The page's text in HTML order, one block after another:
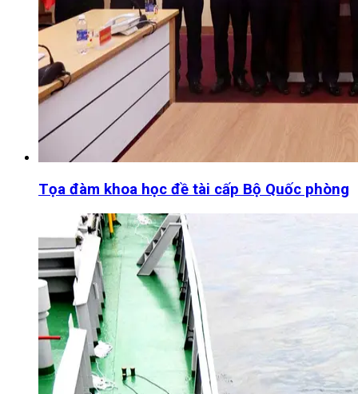
Tọa đàm khoa học đề tài cấp Bộ Quốc phòng